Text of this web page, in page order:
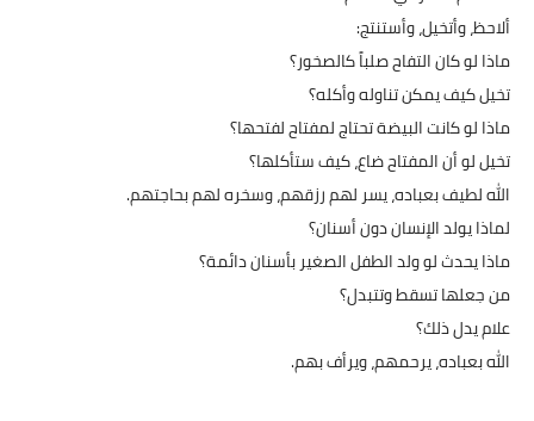
​ألاحظ، وأتخيل، وأستنتج:
​ماذا لو كان التفاح صلباً كالصخور؟
​تخيل كيف يمكن تناوله وأكله؟
​ماذا لو كانت البيضة تحتاج لمفتاح لفتحها؟
​تخيل لو أن المفتاح ضاع، كيف ستأكلها؟
​الله لطيف بعباده، يسر لهم رزقهم، وسخره لهم بحاجتهم.
​لماذا يولد الإنسان دون أسنان؟
​ماذا يحدث لو ولد الطفل الصغير بأسنان دائمة؟
​من جعلها تسقط وتتبدل؟
​علام يدل ذلك؟
​الله بعباده، يرحمهم، ويرأف بهم.